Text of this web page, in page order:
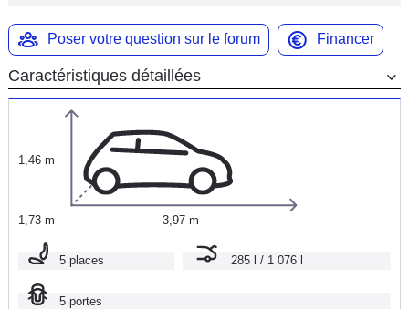
Poser votre question sur le forum Financer
Caractéristiques détaillées
1,46 m
1,73 m 3,97 m
5 places 285 l / 1 076 l
5 portes